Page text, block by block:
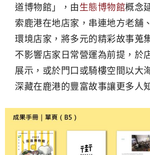
道博物館」，由 生態博物館概念
索鹿港在地店家，串連地方老舖
環境店家，將多元的精彩故事蒐
不影響店家日常營運為前提，於
展示，或於門口或騎樓空間以大
深藏在鹿港的豐富故事讓更多人